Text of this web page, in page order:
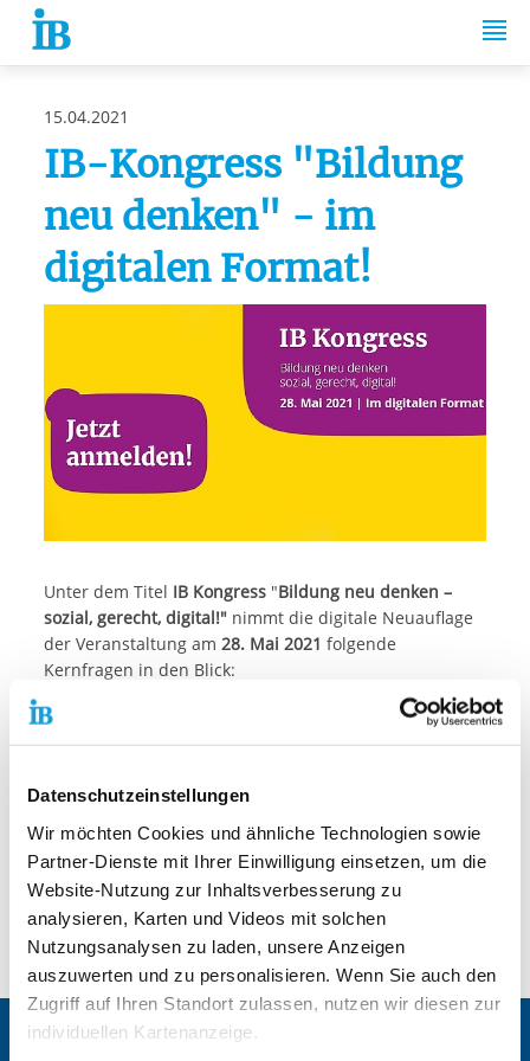
Datenschutzeinstellungen
Wir möchten Cookies und ähnliche Technologien sowie
Partner-Dienste mit Ihrer Einwilligung einsetzen, um die
Website-Nutzung zur Inhaltsverbesserung zu
analysieren, Karten und Videos mit solchen
Nutzungsanalysen zu laden, unsere Anzeigen
auszuwerten und zu personalisieren. Wenn Sie auch den
Zugriff auf Ihren Standort zulassen, nutzen wir diesen zur
individuellen Kartenanzeige.
Springe zum Inhalt
15.04.2021
IB-Kongress "Bildung
neu denken" - im
digitalen Format!
Unter dem Titel IB Kongress "Bildung neu denken –
sozial, gerecht, digital!" nimmt die digitale Neuauflage
der Veranstaltung am 28. Mai 2021folgende
Kernfragen in den Blick:
Was trägt zum nachhaltigen Bildungserfolg bei?
Welchen Einfluss hat die soziale Herkunft?
werden?
Und welche Rolle kommt der im vergangenen Jahr
so stark beschleunigten Digitalisierung dabei zu?
Für weitere Infos und Hinweise zur Anmeldung klicken
Sie hier